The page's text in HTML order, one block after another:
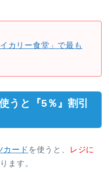
カリー食堂」で最も
うと『5％』割引
カード を使うと、
レジに
ます。